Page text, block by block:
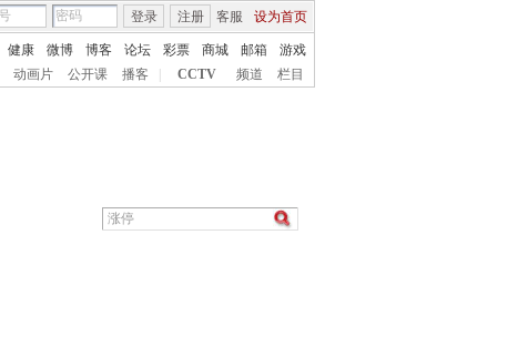
客服 设为首页
登录 注册
健康 微博 博客 论坛 彩票 商城 邮箱
游戏
动画片 公开课 播客 CCTV 频道 栏目